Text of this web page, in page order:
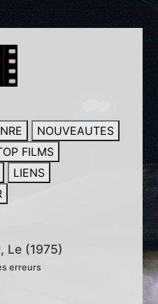
NOUVEAUTES
FILMS
LIENS
Le (1975)
erreurs